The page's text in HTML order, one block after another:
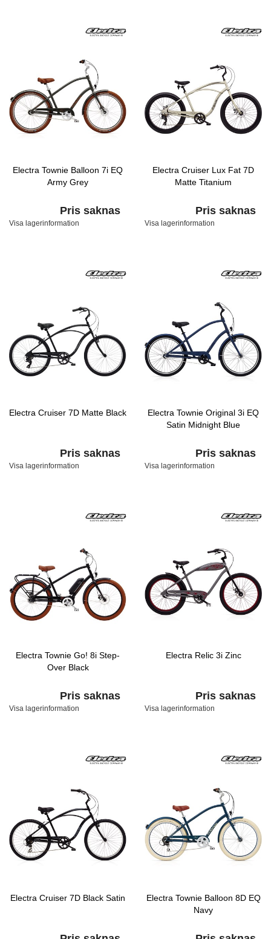
Electra Townie Balloon 7i EQ
Army Grey
Pris saknas
Visa lagerinformation
Electra Cruiser Lux Fat 7D
Matte Titanium
Pris saknas
Visa lagerinformation
Electra Cruiser 7D Matte Black
Pris saknas
Visa lagerinformation
Electra Townie Original 3i EQ
Satin Midnight Blue
Pris saknas
Visa lagerinformation
Electra Townie Go! 8i Step-
Over Black
Pris saknas
Visa lagerinformation
Electra Relic 3i Zinc
Pris saknas
Visa lagerinformation
Electra Cruiser 7D Black Satin
Electra Townie Balloon 8D EQ
Navy